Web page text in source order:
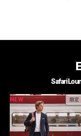
Safari
NEW 限定